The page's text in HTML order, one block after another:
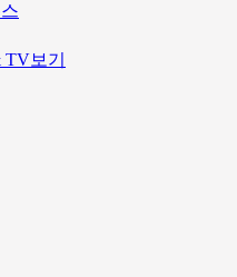
보기